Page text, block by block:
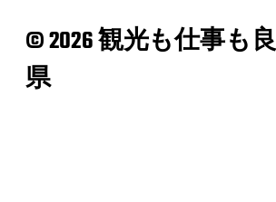
© 2026 観光も仕事も
県